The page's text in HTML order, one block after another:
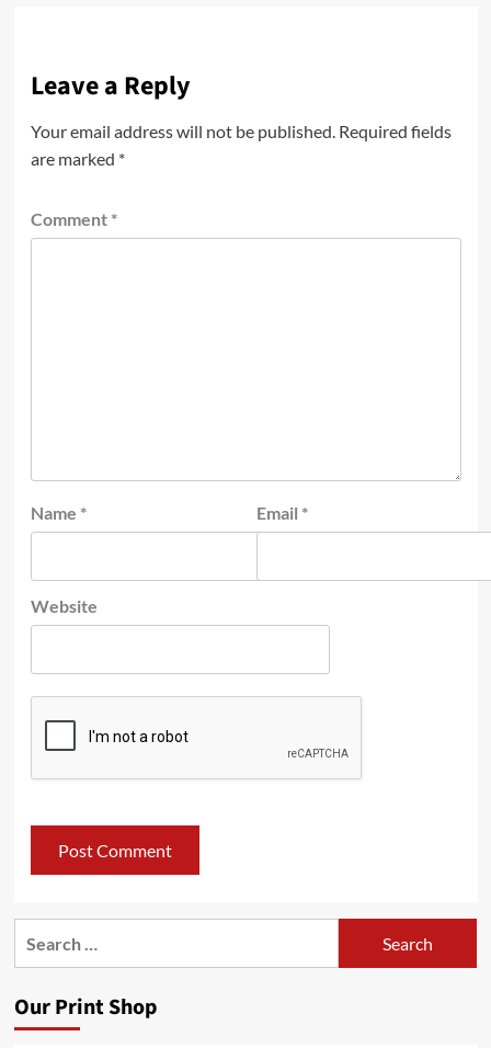
Leave a Reply
Your email address will not be published. Required fields
are marked *
Comment *
Name * Email *
Website
Our Print Shop